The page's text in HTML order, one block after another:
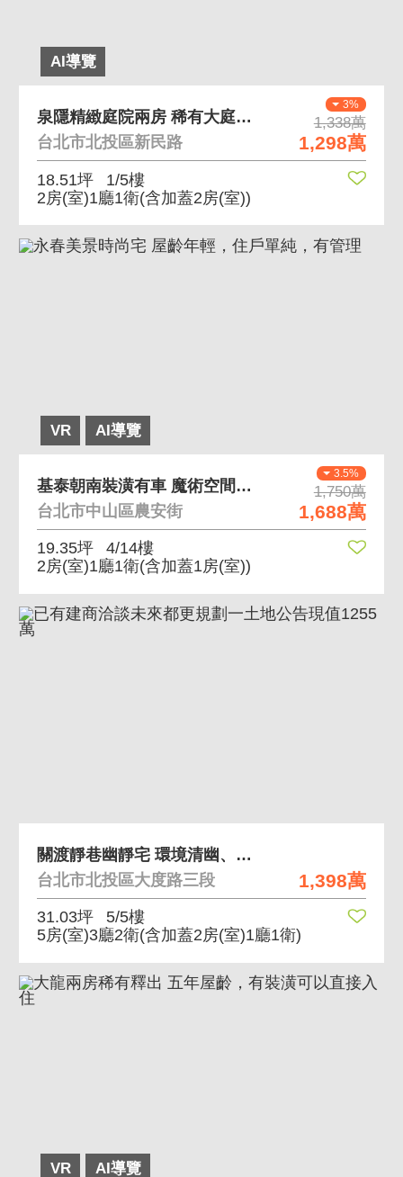
AI導覽
3%
1,338萬
1,298萬
泉隱精緻庭院兩房 稀有大庭院 裝潢極新直接拎入住
台北市北投區新民路
18.51坪
1/5樓
2房(室)1廳1衛(含加蓋2房(室))
VR AI導覽
3.5%
1,750萬
1,688萬
基泰朝南裝潢有車 魔術空間裝潢典雅朝南安靜舒適
台北市中山區農安街
19.35坪
4/14樓
2房(室)1廳1衛(含加蓋1房(室))
1,398萬
關渡靜巷幽靜宅 環境清幽、靜巷住宅
台北市北投區大度路三段
31.03坪
5/5樓
5房(室)3廳2衛(含加蓋2房(室)1廳1衛)
VR AI導覽